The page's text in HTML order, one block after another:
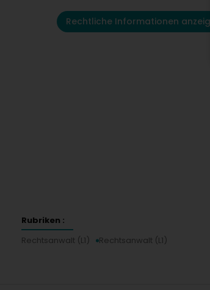
Rechtliche Informationen
Rubriken :
Rechtsanwalt (L1)
Rechtsanwalt (L1)